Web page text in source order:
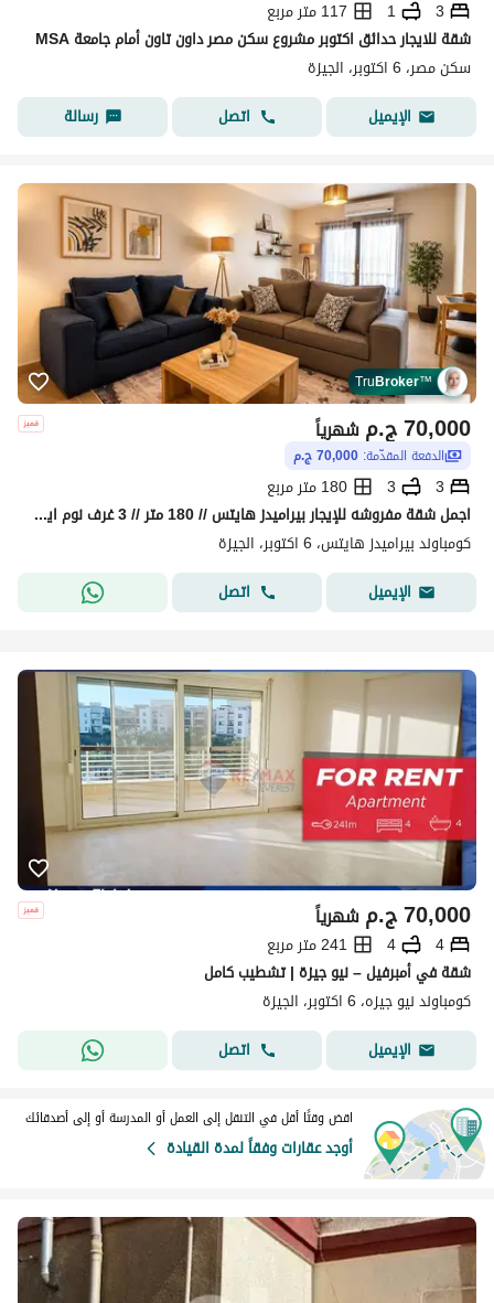
3
1
117 متر مربع
شقة للايجار حدائق اكتوبر مشروع سكن مصر داون تاون أمام جامعة MSA
سكن مصر، 6 اكتوبر، الجيزة
الإيميل
اتصل رسالة
TruBroker™
ج.م70,000 شهرياً
الدفعة المقدّمة: 70,000 ج.م
3
3
180 متر مربع
اجمل شقة مفروشه للإيجار بيراميدز هايتس // 180 متر // 3 غرف نوم ايجار شهري 70 الف
كومباوند بيراميدز هايتس، 6 اكتوبر، الجيزة
الإيميل
اتصل
ج.م70,000 شهرياً
4
4
241 متر مربع
شقة في أمبرفيل – نيو جيزة | تشطيب كامل
كومباوند نيو جيزه، 6 اكتوبر، الجيزة
الإيميل
اتصل
اقض وقتًا أقل في التنقل إلى العمل أو المدرسة أو إلى أصدقائك
أوجد عقارات وفقاً لمدة القيادة